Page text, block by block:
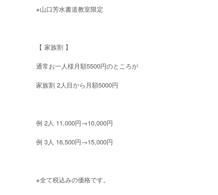
※山口芳水書道教室限定
【 家族割 】
通常お一人様月額5500円のところが
家族割 2人目から月額5000円
例 2人 11,000円→10,000円
例 3人 16,500円→15,000円
※全て税込みの価格です。